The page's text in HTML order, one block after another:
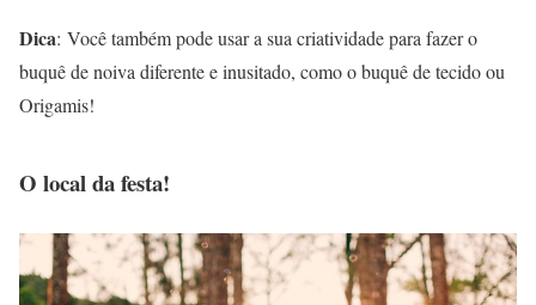
Dica: Você também pode usar a sua criatividade para fazer o
buquê de noiva diferente e inusitado, como o buquê de tecido ou
Origamis!
O local da festa!